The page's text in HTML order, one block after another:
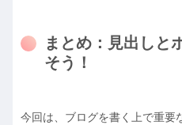
まとめ：見出しと
そう！
今回は、ブログを書く上で重要